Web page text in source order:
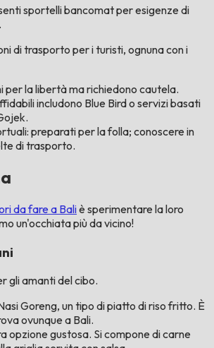
sportelli bancomat per esigenze di
di trasporto per i turisti, ognuna con i
per la libertà ma richiedono cautela.
includono Blue Bird o servizi basati
preparati per la folla; conoscere in
di trasporto.
da fare a Baliè sperimentare la loro
un'occhiata più da vicino!
gli amanti del cibo.
Goreng, un tipo di piatto di riso fritto. È
ovunque a Bali.
opzione gustosa. Si compone di carne